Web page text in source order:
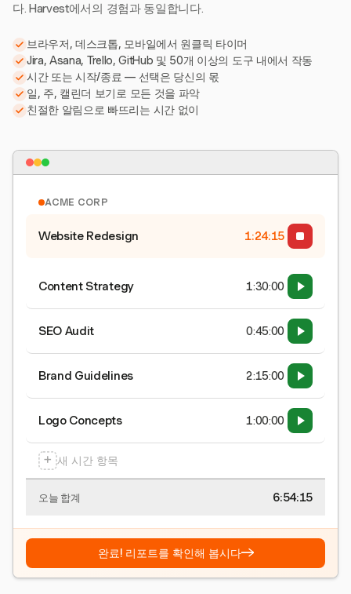
다. Harvest에서의 경험과 동일합니다.
브라우저, 데스크톱, 모바일에서 원클릭 타이머
Jira, Asana, Trello, GitHub 및 50개 이상의 도구 내에서 작동
시간 또는 시작/종료 — 선택은 당신의 몫
일, 주, 캘린더 보기로 모든 것을 파악
친절한 알림으로 빠뜨리는 시간 없이
ACME CORP
Website Redesign 1:24:15
Content Strategy 1:30:00
SEO Audit 0:45:00
Brand Guidelines 2:15:00
Logo Concepts 1:00:00
+ 새 시간 항목
오늘 합계 6:54:15
완료! 리포트를 확인해 봅시다→